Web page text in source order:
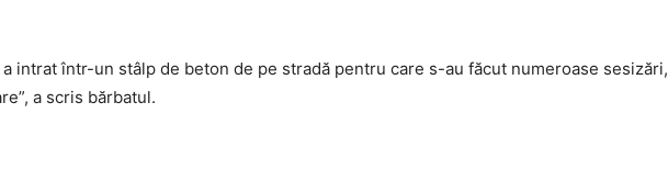
intrat într-un stâlp de beton de pe stradă pentru care s-au făcut numeroase sesizări,
a scris bărbatul.